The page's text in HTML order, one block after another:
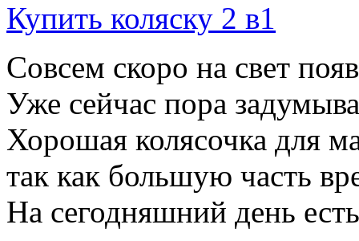
Купить коляску 2 в1
Совсем скоро на свет
Уже сейчас пора
Хорошая колясочка для
так как большую часть
На сегодняшний день